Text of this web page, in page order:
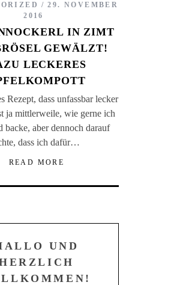
29. NOVEMBER
2016
IN ZIMT
GEWÄLZT!
LECKERES
Rezept, dass unfassbar lecker
ja mittlerweile, wie gerne ich
backe, aber dennoch darauf
dass ich dafür…
READ MORE
UND